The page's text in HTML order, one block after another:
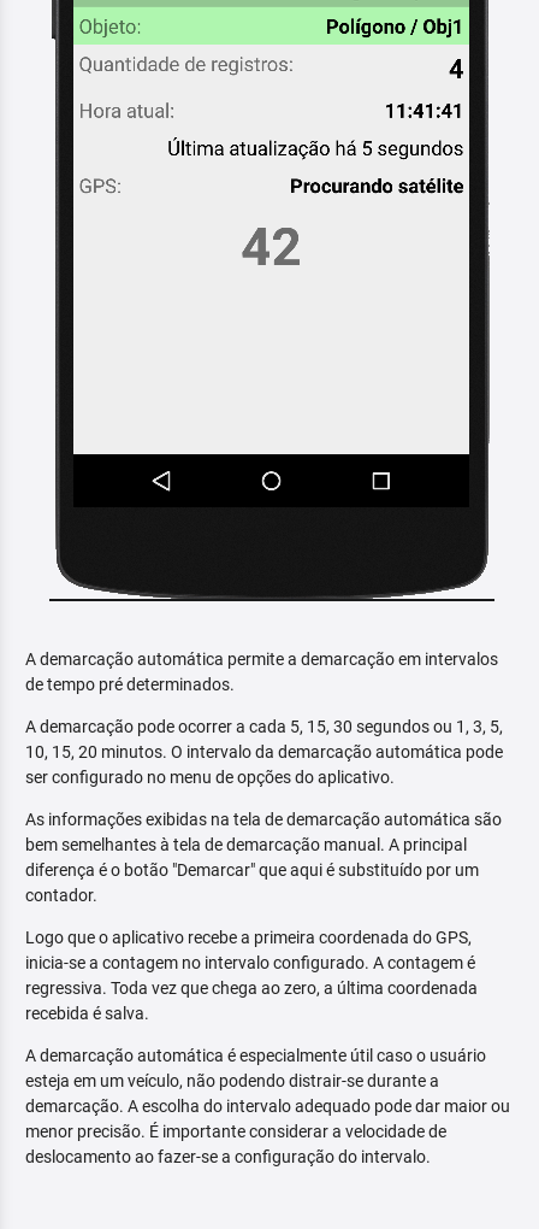
A demarcação automática permite a demarcação em intervalos
de tempo pré determinados.
A demarcação pode ocorrer a cada 5, 15, 30 segundos ou 1, 3, 5,
10, 15, 20 minutos. O intervalo da demarcação automática pode
ser configurado no menu de opções do aplicativo.
As informações exibidas na tela de demarcação automática são
bem semelhantes à tela de demarcação manual. A principal
diferença é o botão "Demarcar" que aqui é substituído por um
contador.
Logo que o aplicativo recebe a primeira coordenada do GPS,
inicia-se a contagem no intervalo configurado. A contagem é
regressiva. Toda vez que chega ao zero, a última coordenada
recebida é salva.
A demarcação automática é especialmente útil caso o usuário
esteja em um veículo, não podendo distrair-se durante a
demarcação. A escolha do intervalo adequado pode dar maior ou
menor precisão. É importante considerar a velocidade de
deslocamento ao fazer-se a configuração do intervalo.